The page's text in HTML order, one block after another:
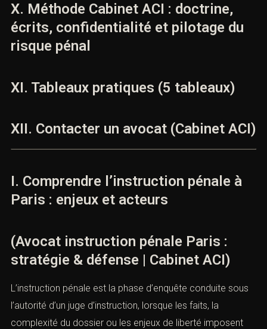
X. Méthode Cabinet ACI : doctrine,
écrits, confidentialité et pilotage du
risque pénal
XI. Tableaux pratiques (5 tableaux)
XII. Contacter un avocat (Cabinet ACI)
I. Comprendre l’instruction pénale à
Paris : enjeux et acteurs
(Avocat instruction pénale Paris :
stratégie & défense | Cabinet ACI)
L’instruction pénale est la phase d’enquête conduite sous
l’autorité d’un juge d’instruction, lorsque les faits, la
complexité du dossier ou les enjeux de liberté imposent